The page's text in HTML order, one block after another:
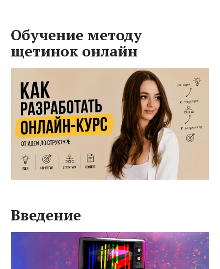
Обучение методу
щетинок онлайн
Введение